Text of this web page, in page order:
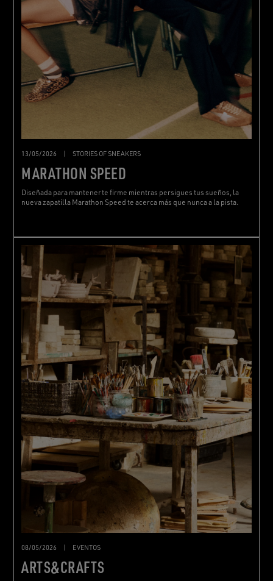
13/05/2026 | STORIES OF SNEAKERS
MARATHON SPEED
Diseñada para mantenerte firme mientras persigues tus sueños, la
nueva zapatilla Marathon Speed te acerca más que nunca a la pista.
08/05/2026 EVENTOS
ARTS&CRAFTS